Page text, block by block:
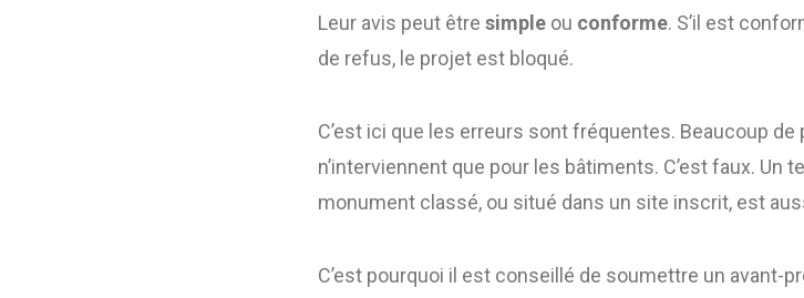
Leur avis peut être simple ou conforme. S’il est
de refus, le projet est bloqué.
C’est ici que les erreurs sont fréquentes. Beaucoup
n’interviennent que pour les bâtiments. C’est faux. Un
monument classé, ou situé dans un site inscrit, est
C’est pourquoi il est conseillé de soumettre un avant-